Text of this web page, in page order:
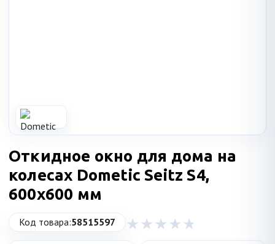
Откидное окно для дома на
колесах Dometic Seitz S4,
600x600 мм
Код товара:58515597